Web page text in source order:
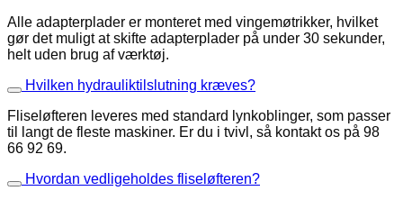
Alle adapterplader er monteret med vingemøtrikker, hvilket
gør det muligt at skifte adapterplader på under 30 sekunder,
helt uden brug af værktøj.
Hvilken hydrauliktilslutning kræves?
Fliseløfteren leveres med standard lynkoblinger, som passer
til langt de fleste maskiner. Er du i tvivl, så kontakt os på 98
66 92 69.
Hvordan vedligeholdes fliseløfteren?